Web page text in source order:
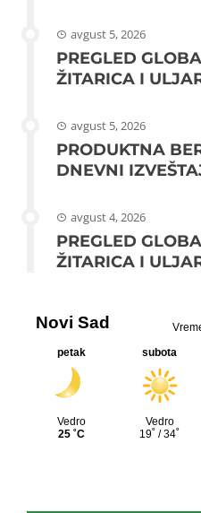
avgust 5, 2026
PREGLED
ŽITARICA I
avgust 5, 2026
PRODUKTNA
DNEVNI
avgust 4, 2026
PREGLED
ŽITARICA I